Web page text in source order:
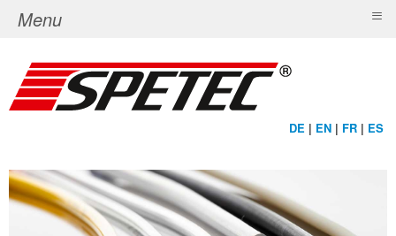
DE | EN | FR | ES
Menu ≡